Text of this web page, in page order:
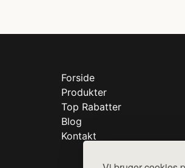
Forside
Produkter
Top Rabatter
Blog
Kontakt